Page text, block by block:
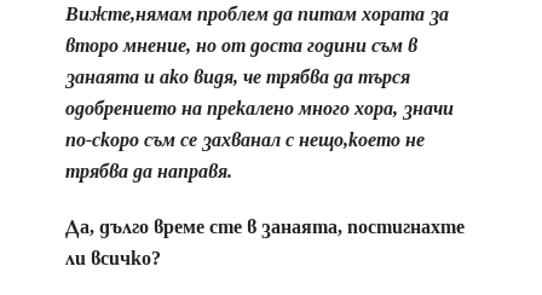
Вижте,нямам проблем да питам хората за
второ мнение, но от доста години съм в
занаята и ако видя, че трябва да търся
одобрението на прекалено много хора, значи
по-скоро съм се захванал с нещо,което не
трябва да направя.
Да, дълго време сте в занаята, постигнахте
ли всичко?